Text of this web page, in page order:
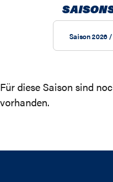
Saison 2026 /
Für diese Saison sind
vorhanden.